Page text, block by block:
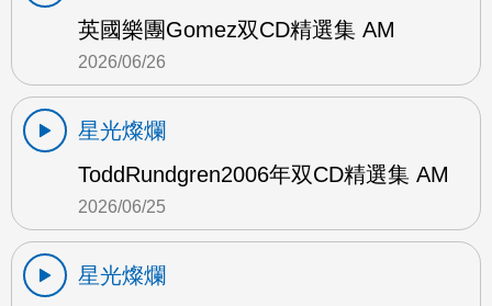
英國樂團Gomez双CD精選集 AM
2026/06/26
星光燦爛
ToddRundgren2006年双CD精選集 AM
2026/06/25
星光燦爛